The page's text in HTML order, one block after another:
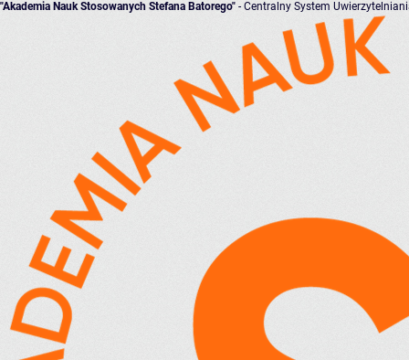
"Akademia Nauk Stosowanych Stefana Batorego" - Centralny System